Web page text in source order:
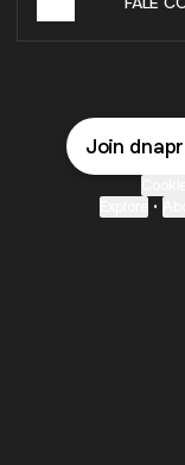
Join
•